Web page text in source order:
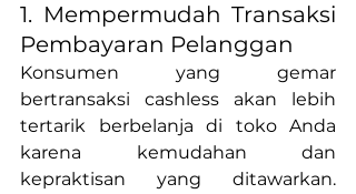
1. Mempermudah Transaksi
Pembayaran Pelanggan
Konsumen yang gemar
bertransaksi cashless akan lebih
tertarik berbelanja di toko Anda
karena kemudahan dan
kepraktisan yang ditawarkan.